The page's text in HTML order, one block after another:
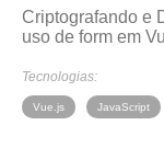
Criptografando e
uso de form em
Tecnologias:
Vue.js JavaScript